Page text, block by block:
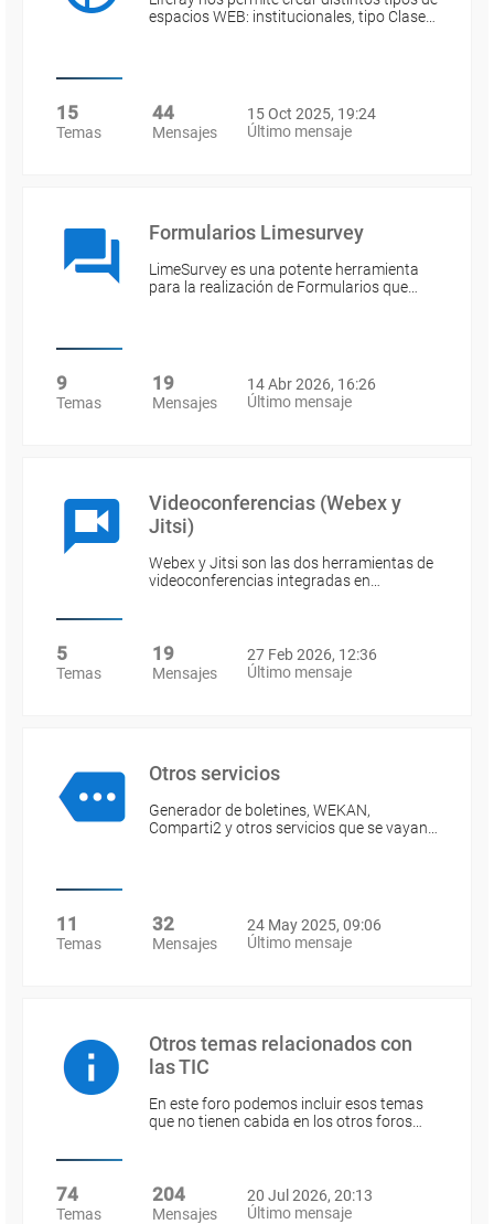
espacios WEB: institucionales, tipo Clase…
15
Temas
44
Mensajes
15 Oct 2025, 19:24
Último mensaje
Formularios Limesurvey
LimeSurvey es una potente herramienta
para la realización de Formularios que…
9
Temas
19
Mensajes
14 Abr 2026, 16:26
Último mensaje
Videoconferencias (Webex y
Jitsi)
Webex y Jitsi son las dos herramientas de
videoconferencias integradas en…
5
Temas
19
Mensajes
27 Feb 2026, 12:36
Último mensaje
Otros servicios
Generador de boletines, WEKAN,
Comparti2 y otros servicios que se vayan…
11
Temas
32
Mensajes
24 May 2025, 09:06
Último mensaje
Otros temas relacionados con
las TIC
En este foro podemos incluir esos temas
que no tienen cabida en los otros foros…
74
Temas
204
Mensajes
20 Jul 2026, 20:13
Último mensaje